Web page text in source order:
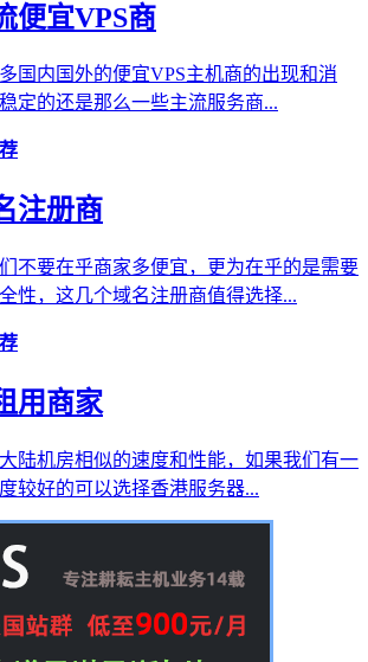
便宜VPS商
国内国外的便宜VPS主机商的出现和消
定的还是那么一些主流服务商...
注册商
不要在乎商家多便宜，更为在乎的是需要
性，这几个域名注册商值得选择...
用商家
陆机房相似的速度和性能，如果我们有一
较好的可以选择香港服务器...